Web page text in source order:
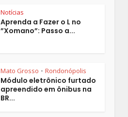
Notícias
Aprenda a Fazer o L no
”Xomano”: Passo a...
Mato Grosso • Rondonópolis
Módulo eletrônico furtado
apreendido em ônibus na
BR...